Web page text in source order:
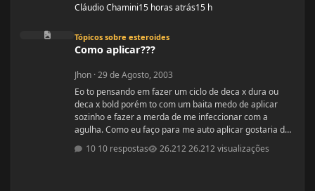
Cláudio Chamini15 horas atrás15 h
Como aplicar???
Tópicos sobre esteroides
Como aplicar???
Jhon ·29 de Agosto, 2003
Eo to pensando em fazer um ciclo de deca x dura ou
deca x bold porém to com um baita medo de aplicar
sozinho e fazer a merda de me infeccionar com a
agulha. Como eu faço para me auto aplicar gostaria de
saber que tipo de injeção que é se ela é intramuscular
essas coisas do tipo, também os locais de aplicação e
10 respostas 26.212 visualizações